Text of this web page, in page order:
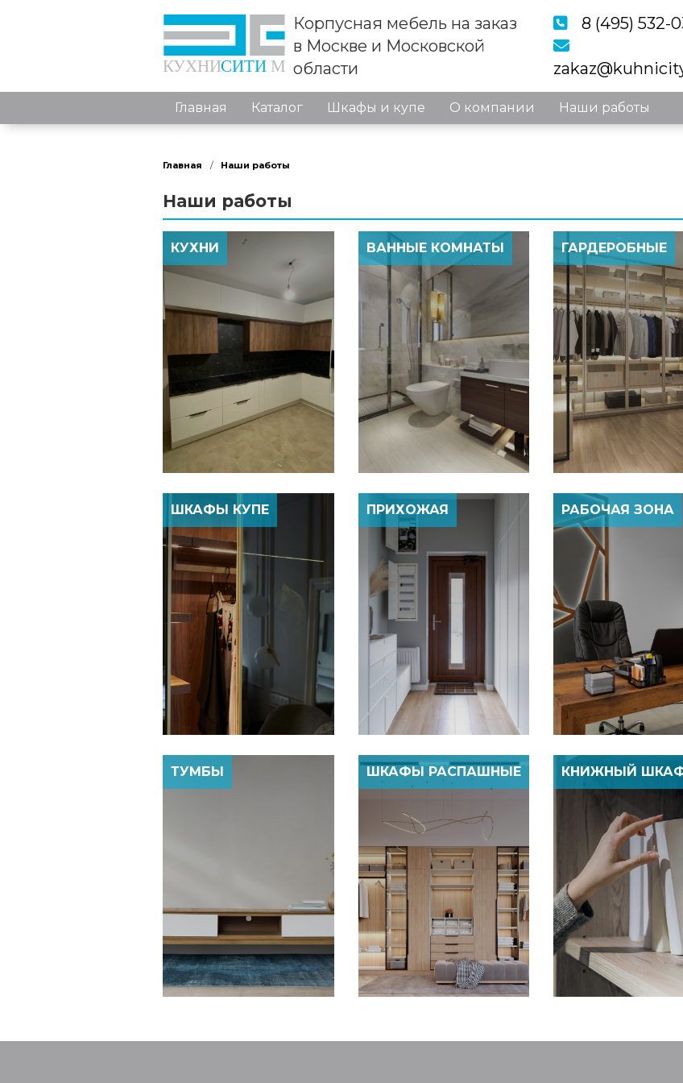
Корпусная мебель на заказ
в Москве и Московской
области
8 (495) 532-
Главная Каталог Шкафы и купе О компании Наши работы
Главная Наши работы
Наши работы
КУХНИ ВАННЫЕ КОМНАТЫ ГАРДЕРОБНЫЕ
ШКАФЫ КУПЕ ПРИХОЖАЯ РАБОЧАЯ ЗОНА
ТУМБЫ ШКАФЫ РАСПАШНЫЕ КНИЖНЫЙ